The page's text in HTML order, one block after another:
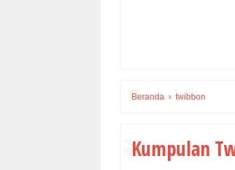
Beranda › twibbon
Kumpulan